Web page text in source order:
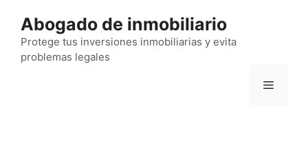
contenido
Abogado de inmobiliario
Protege tus inversiones inmobiliarias y evita
problemas legales
Menú